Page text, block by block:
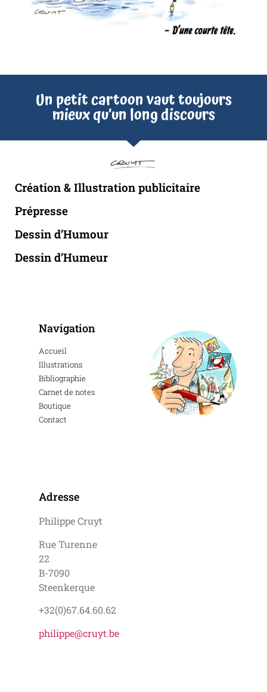
Un petit cartoon vaut toujours
mieux qu’un long discours
Création & Illustration publicitaire
Prépresse
Dessin d’Humour
Dessin d’Humeur
Navigation
Accueil
Illustrations
Bibliographie
Carnet de notes
Boutique
Contact
Adresse
Philippe Cruyt
Rue Turenne
22
B-7090
Steenkerque
+32(0)67.64.60.62
philippe@cruyt.be